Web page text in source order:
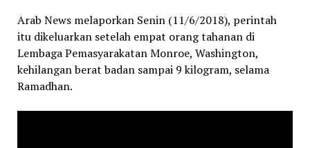
Arab News melaporkan Senin (11/6/2018), perintah
itu dikeluarkan setelah empat orang tahanan di
Lembaga Pemasyarakatan Monroe, Washington,
kehilangan berat badan sampai 9 kilogram, selama
Ramadhan.